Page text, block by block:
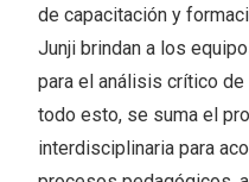
de capacitación y
Junji brindan a los
para el análisis crítico
todo esto, se suma el
interdisciplinaria para